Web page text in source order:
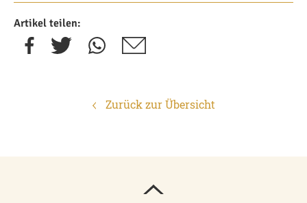
Artikel teilen:
Zurück zur Übersicht